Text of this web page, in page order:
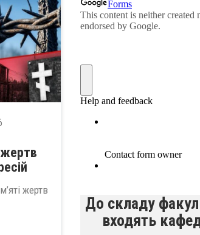
жертв
До складу
входять